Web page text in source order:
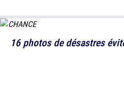
16 photos de désastres